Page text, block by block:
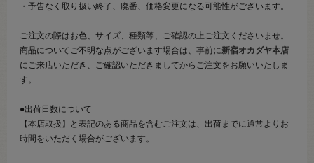
・予告なく取り扱い終了、廃番、価格変更になる可能性がございます。
ご注文の際はお色、サイズ、種類等、ご確認の上ご注文くださいませ。
商品についてご不明な点がございます場合は、事前に新宿オカダヤ本店
にご来店いただき、ご確認いただきましてからご注文をお願いいたしま
す。
●出荷日数について
【本店取扱】と表記のある商品を含むご注文は、出荷までに通常よりお
時間をいただく場合がございます。